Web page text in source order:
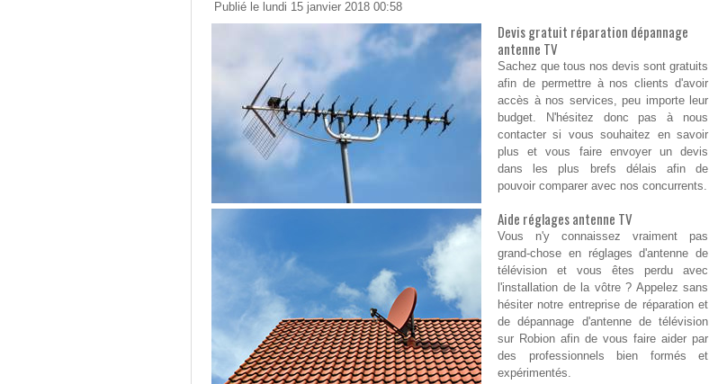
Publié le lundi 15 janvier 2018 00:58
Devis gratuit réparation dépannage
antenne TV
Sachez que tous nos devis sont gratuits
afin de permettre à nos clients d'avoir
accès à nos services, peu importe leur
budget. N'hésitez donc pas à nous
contacter si vous souhaitez en savoir
plus et vous faire envoyer un devis
dans les plus brefs délais afin de
pouvoir comparer avec nos concurrents.
Aide réglages antenne TV
Vous n'y connaissez vraiment pas
grand-chose en réglages d'antenne de
télévision et vous êtes perdu avec
l'installation de la vôtre ? Appelez sans
hésiter notre entreprise de réparation et
de dépannage d'antenne de télévision
sur Robion afin de vous faire aider par
des professionnels bien formés et
expérimentés.